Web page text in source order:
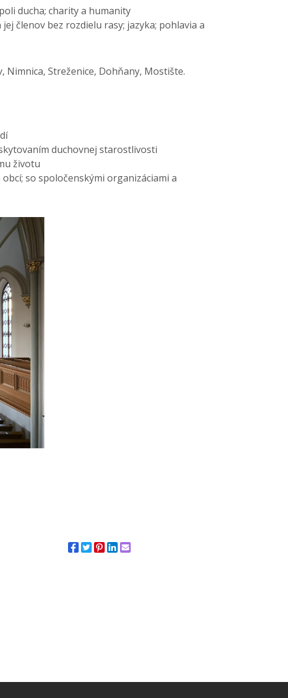
ducha; charity a humanity
členov bez rozdielu rasy; jazyka; pohlavia a
Streženice, Dohňany, Mostište.
duchovnej starostlivosti
životu
so spoločenskými organizáciami a